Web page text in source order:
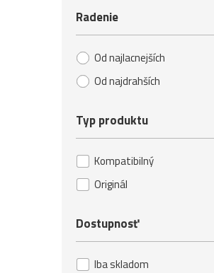
Radenie
Od najlacnejších
Od najdrahších
Typ produktu
Kompatibilný
Originál
Dostupnosť
Iba skladom